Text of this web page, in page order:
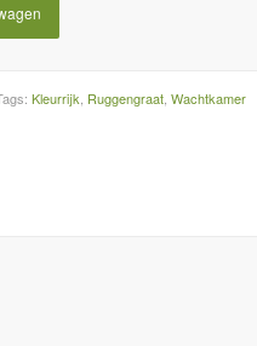
Kleurrijk Ruggengraat ,Wachtkamer